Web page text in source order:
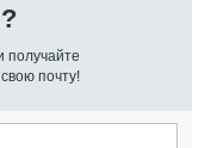
получайте
почту!